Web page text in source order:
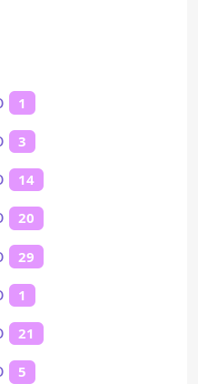
1
3
14
20
29
1
21
5